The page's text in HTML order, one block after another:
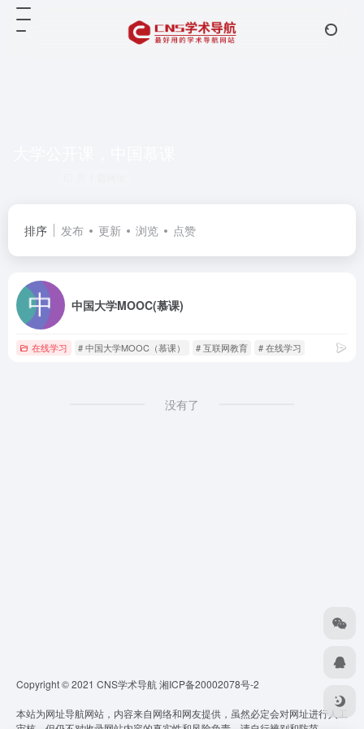
排序 发布 更新 浏览 点赞
中国大学MOOC(慕课)
在线学习 # 中国大学MOOC（慕课） # 互联网教育 # 在线学习
没有了
Copyright © 2021 CNS学术导航湘ICP备20002078号-2
本站为网址导航网站，内容来自网络和网友提供，虽然必定会对网址进行人工